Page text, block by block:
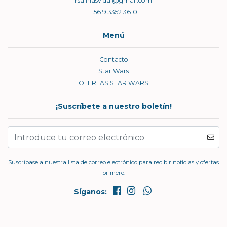
+56 9 3352 3610
Menú
Contacto
Star Wars
OFERTAS STAR WARS
¡Suscríbete a nuestro boletín!
Suscríbase a nuestra lista de correo electrónico para recibir noticias y ofertas
primero.
Síganos: